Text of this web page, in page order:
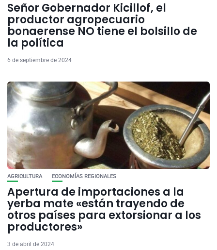
Señor Gobernador Kicillof, el
productor agropecuario
bonaerense NO tiene el bolsillo de
la política
6 de septiembre de 2024
AGRICULTURA ECONOMÍAS REGIONALES
Apertura de importaciones a la
yerba mate «están trayendo de
otros países para extorsionar a los
productores»
3 de abril de 2024